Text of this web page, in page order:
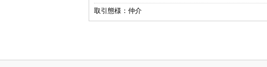
取引態様：仲介